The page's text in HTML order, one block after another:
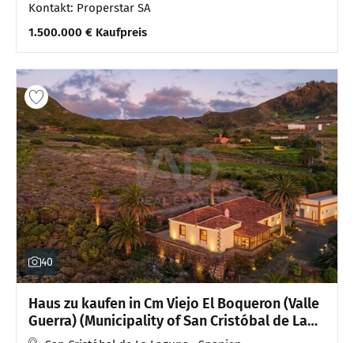
Kontakt: Properstar SA
1.500.000 € Kaufpreis
40
Haus zu kaufen in Cm Viejo El Boqueron (Valle
Guerra) (Municipality of San Cristóbal de La
Laguna, Spain)